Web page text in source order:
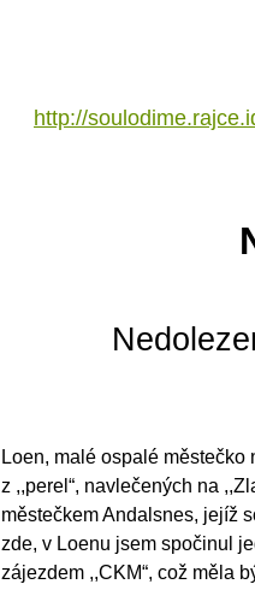
http://
Loen, malé ospalé
z ,,perel“, navlečených na
městečkem Andalsnes, jejíž
zde, v Loenu jsem spočinul
zájezdem ,,CKM“, což měla